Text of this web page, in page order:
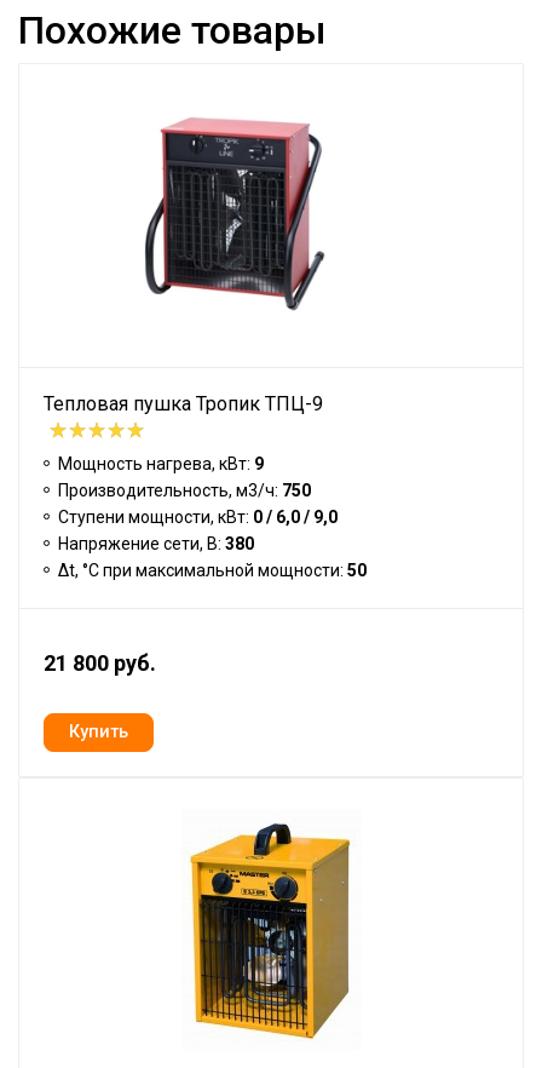
Похожие товары
Тепловая пушка Тропик ТПЦ-9
Мощность нагрева, кВт: 9
Производительность, м3/ч: 750
Ступени мощности, кВт: 0 / 6,0 / 9,0
Напряжение сети, В: 380
Δt, °C при максимальной мощности: 50
21 800 руб.